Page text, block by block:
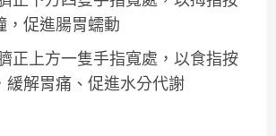
，促進腸胃蠕動
正上方一隻手指寬處，以食指按
緩解胃痛、促進水分代謝